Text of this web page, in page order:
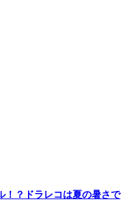
！？ドラレコは夏の暑さで